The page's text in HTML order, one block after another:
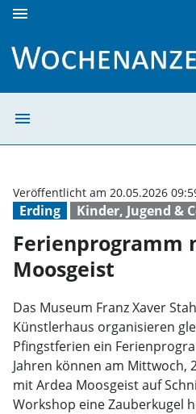
menu
menu
Erding Kinder, Jugend &
Veröffentlicht am 20.05.2026
Ferienprogramm
Moosgeist
Das Museum Franz Xaver
Künstlerhaus organisieren
Pfingstferien ein
Jahren können am Mittwoch,
mit Ardea Moosgeist auf
Workshop eine Zauberkugel